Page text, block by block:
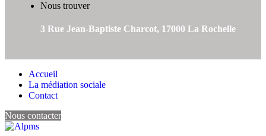
Nous trouver
3 Rue Jean-Baptiste Charcot, 17000 La Rochelle
Accueil
La médiation sociale
Contact
Nous contacter